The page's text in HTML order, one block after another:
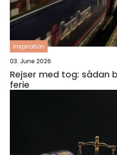
inspiration
03. June 2026
Rejser med tog: sådan
ferie